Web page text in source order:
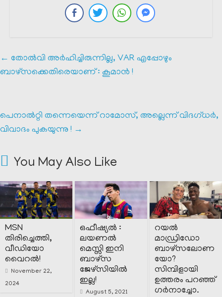
← തോൽവി അർഹിച്ചിരുന്നില്ല, VAR എപ്പോഴും
ബാഴ്സക്കെതിരെയാണ് : കൂമാൻ !
പെനാൽറ്റി തന്നെയെന്ന് റാമോസ്, അല്ലെന്ന് വിദഗ്ധർ,
വിവാദം പുകയുന്നു ! →
You May Also Like
MSN
തിരിച്ചെത്തി,
വീഡിയോ
വൈറൽ!
November 22,
2024
ഒഫീഷ്യൽ :
ലയണൽ
മെസ്സി ഇനി
ബാഴ്‌സ
ജേഴ്സിയിൽ
ഇല്ല!
August 5, 2021
റയൽ
മാഡ്രിഡോ
ബാഴ്സലോണ
യോ?
സിമ്പിളായി
ഉത്തരം പറഞ്ഞ്
ഗർനാച്ചോ.